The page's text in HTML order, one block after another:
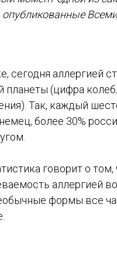
сегодня аллергией
планеты (цифра
Так, каждый
более 30%
говорит о том,
аллергией
формы все